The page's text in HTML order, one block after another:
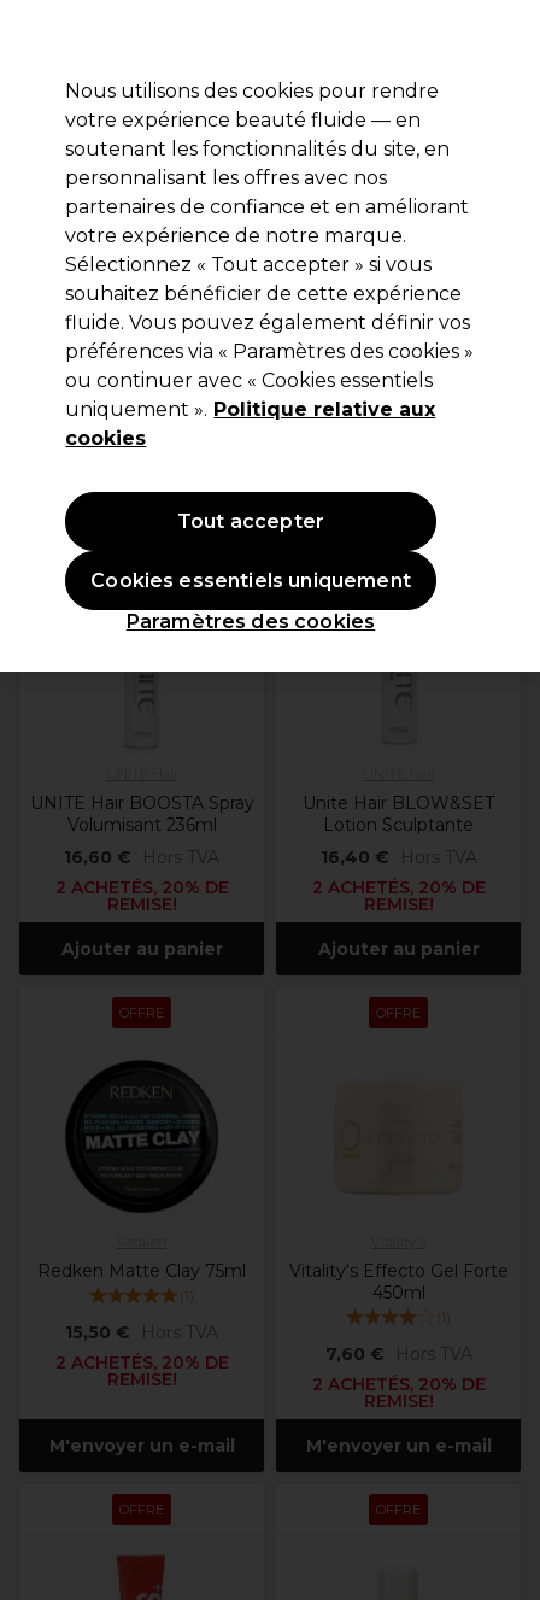
Se connecter
Marques Bons plans Coiffure Electro et Matériel
Livraison et délais
lire la suite
Coiffure Produits coiffants Cires, pâtes et argiles coiffantes
Cires, pâtes et argiles coiffantes
Filters
UNITE Hair BOOSTA Spray
Volumisant 236ml
16,60 €
Hors TVA
2 ACHETÉS, 20% DE
REMISE!
Ajouter au panier
OFFRE
Unite Hair BLOW&SET
Lotion Sculptante
16,40 €
Hors TVA
2 ACHETÉS, 20% DE
REMISE!
Ajouter au panier
OFFRE
Redken Matte Clay 75ml
(1)
15,50 €
Hors TVA
2 ACHETÉS, 20% DE
REMISE!
M'envoyer un e-mail
OFFRE
Vitality's Effecto Gel Forte
450ml
(1)
7,60 €
Hors TVA
2 ACHETÉS, 20% DE
REMISE!
M'envoyer un e-mail
OFFRE OFFRE
Nous utilisons des cookies pour rendre
votre expérience beauté fluide — en
soutenant les fonctionnalités du site, en
personnalisant les offres avec nos
partenaires de confiance et en améliorant
votre expérience de notre marque.
Sélectionnez « Tout accepter » si vous
souhaitez bénéficier de cette expérience
fluide. Vous pouvez également définir vos
préférences via « Paramètres des cookies »
ou continuer avec « Cookies essentiels
uniquement ». Politique relative aux
cookies
Paramètres des cookies
Cookies essentiels uniquement
Tout accepter